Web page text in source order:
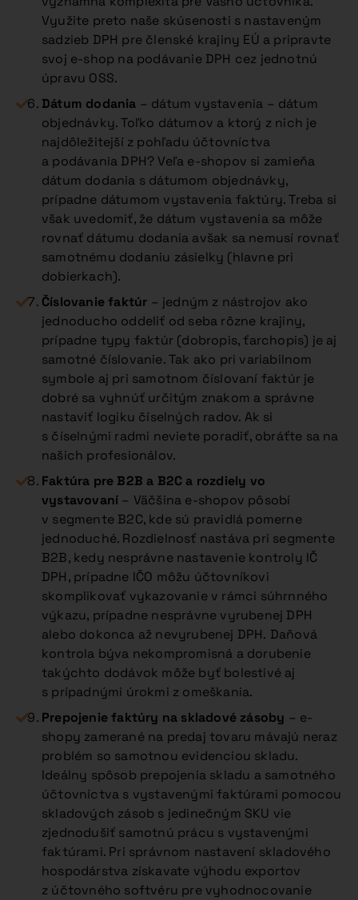
Využite preto naše skúsenosti s nastaveným
sadzieb DPH pre členské krajiny EÚ a pripravte
svoj e-shop na podávanie DPH cez jednotnú
úpravu OSS.
Dátum dodania – dátum vystavenia – dátum
objednávky. Toľko dátumov a ktorý z nich je
najdôležitejší z pohľadu účtovníctva
a podávania DPH? Veľa e-shopov si zamieňa
dátum dodania s dátumom objednávky,
prípadne dátumom vystavenia faktúry. Treba si
však uvedomiť, že dátum vystavenia sa môže
rovnať dátumu dodania avšak sa nemusí rovnať
samotnému dodaniu zásielky (hlavne pri
dobierkach).
Číslovanie faktúr – jedným z nástrojov ako
jednoducho oddeliť od seba rôzne krajiny,
prípadne typy faktúr (dobropis, ťarchopis) je aj
samotné číslovanie. Tak ako pri variabilnom
symbole aj pri samotnom číslovaní faktúr je
dobré sa vyhnúť určitým znakom a správne
nastaviť logiku číselných radov. Ak si
s číselnými radmi neviete poradiť, obráťte sa na
našich profesionálov.
Faktúra pre B2B a B2C a rozdiely vo
vystavovaní – Väčšina e-shopov pôsobí
v segmente B2C, kde sú pravidlá pomerne
jednoduché. Rozdielnosť nastáva pri segmente
B2B, kedy nesprávne nastavenie kontroly IČ
DPH, prípadne IČO môžu účtovníkovi
skomplikovať vykazovanie v rámci súhrnného
výkazu, prípadne nesprávne vyrubenej DPH
alebo dokonca až nevyrubenej DPH. Daňová
kontrola býva nekompromisná a dorubenie
takýchto dodávok môže byť bolestivé aj
s prípadnými úrokmi z omeškania.
Prepojenie faktúry na skladové zásoby – e-
shopy zamerané na predaj tovaru mávajú neraz
problém so samotnou evidenciou skladu.
Ideálny spôsob prepojenia skladu a samotného
účtovníctva s vystavenými faktúrami pomocou
skladových zásob s jedinečným SKU vie
zjednodušiť samotnú prácu s vystavenými
faktúrami. Pri správnom nastavení skladového
hospodárstva získavate výhodu exportov
z účtovného softvéru pre vyhodnocovanie